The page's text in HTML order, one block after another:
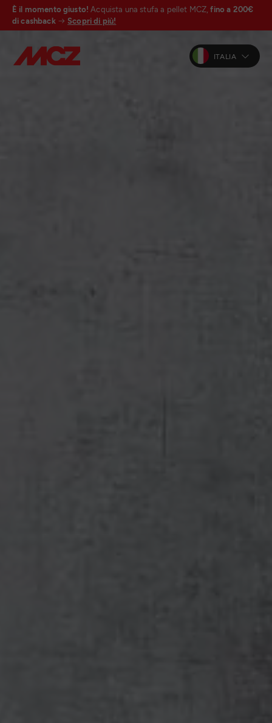
È il momento giusto! Acquista una stufa a pellet MCZ, fino a 200€
di cashback
Scopri di più!
ITALIA